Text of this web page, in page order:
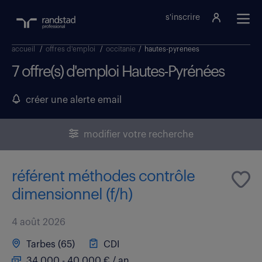
s'inscrire
accueil / offres d'emploi / occitanie / hautes-pyrenees
7 offre(s) d'emploi Hautes-Pyrénées
créer une alerte email
modifier votre recherche
référent méthodes contrôle
dimensionnel (f/h)
4 août 2026
Tarbes (65)
CDI